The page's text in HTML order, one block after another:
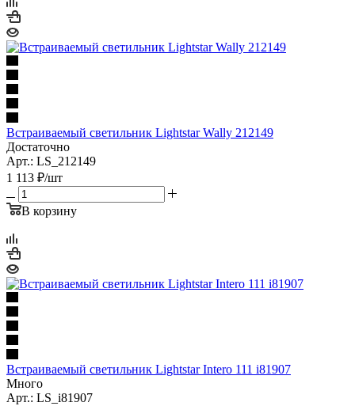
Встраиваемый светильник Lightstar Wally 212149
Достаточно
Арт.: LS_212149
1 113 ₽/шт
В корзину
Встраиваемый светильник Lightstar Intero 111 i81907
Много
Арт.: LS_i81907